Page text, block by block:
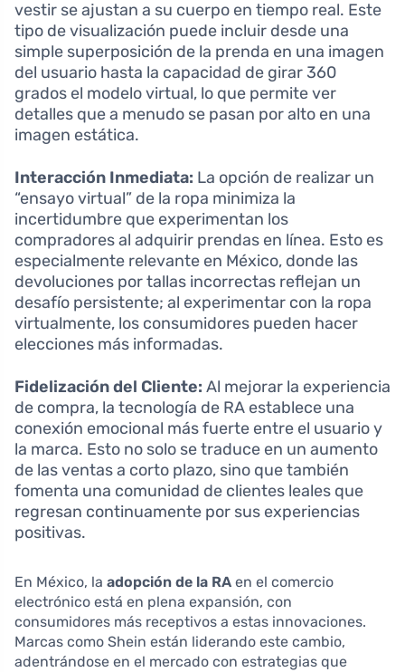
vestir se ajustan a su cuerpo en tiempo real. Este
tipo de visualización puede incluir desde una
simple superposición de la prenda en una imagen
del usuario hasta la capacidad de girar 360
grados el modelo virtual, lo que permite ver
detalles que a menudo se pasan por alto en una
imagen estática.
Interacción Inmediata: La opción de realizar un
“ensayo virtual” de la ropa minimiza la
incertidumbre que experimentan los
compradores al adquirir prendas en línea. Esto es
especialmente relevante en México, donde las
devoluciones por tallas incorrectas reflejan un
desafío persistente; al experimentar con la ropa
virtualmente, los consumidores pueden hacer
elecciones más informadas.
Fidelización del Cliente: Al mejorar la experiencia
de compra, la tecnología de RA establece una
conexión emocional más fuerte entre el usuario y
la marca. Esto no solo se traduce en un aumento
de las ventas a corto plazo, sino que también
fomenta una comunidad de clientes leales que
regresan continuamente por sus experiencias
positivas.
En México, la adopción de la RA en el comercio
electrónico está en plena expansión, con
consumidores más receptivos a estas innovaciones.
Marcas como Shein están liderando este cambio,
adentrándose en el mercado con estrategias que